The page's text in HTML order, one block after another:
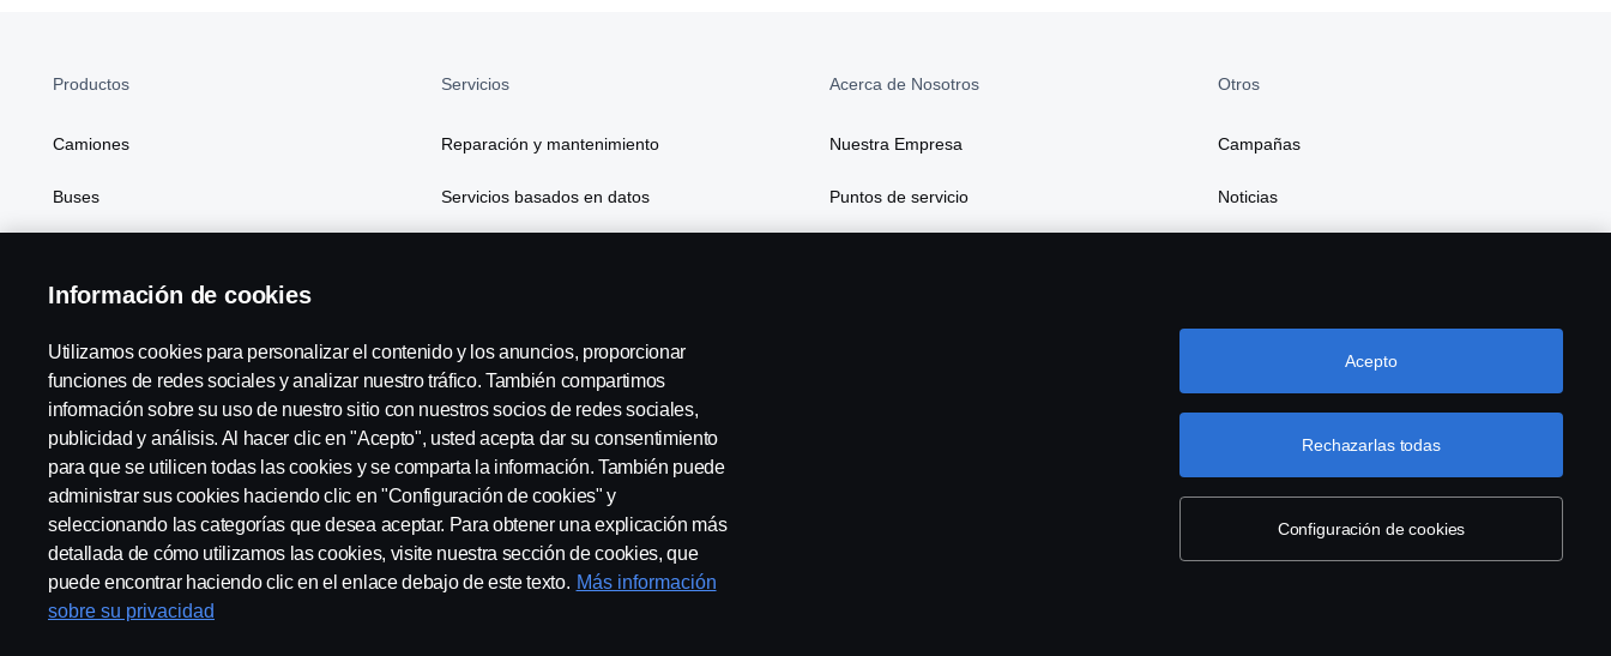
Productos
Camiones
Buses
Atributos
Servicios
Reparación y mantenimiento
Servicios basados en datos
Acerca de Nosotros
Nuestra Empresa
Puntos de servicio
Otros
Campañas
Noticias
Scania in Your Region: Scania Hispania, S.A. - Región Noroeste
Aviso Legal Declaración de Privacidad Contacta con nosotros Whistleblowing
Información de cookies
Utilizamos cookies para personalizar el contenido y los anuncios, proporcionar
funciones de redes sociales y analizar nuestro tráfico. También compartimos
información sobre su uso de nuestro sitio con nuestros socios de redes sociales,
publicidad y análisis. Al hacer clic en "Acepto", usted acepta dar su consentimiento
para que se utilicen todas las cookies y se comparta la información. También puede
administrar sus cookies haciendo clic en "Configuración de cookies" y
seleccionando las categorías que desea aceptar. Para obtener una explicación más
detallada de cómo utilizamos las cookies, visite nuestra sección de cookies, que
puede encontrar haciendo clic en el enlace debajo de este texto. Más información
sobre su privacidad
Configuración de cookies
Rechazarlas todas
Acepto